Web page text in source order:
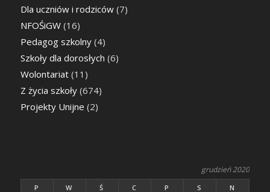
Dla uczniów i rodziców(7)
NFOŚiGW(16)
Pedagog szkolny(4)
Szkoły dla dorosłych (6)
Wolontariat(11)
Z życia szkoły(674)
Projekty Unijne (2)
grudzień 2020
P W Ś C P S N